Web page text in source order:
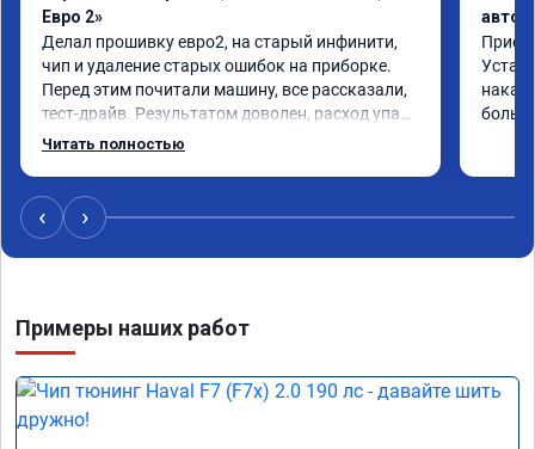
Евро 2»
Делал прошивку евро2, на старый инфинити,
чип и удаление старых ошибок на приборке.
Перед этим почитали машину, все рассказали,
тест-драйв. Результатом доволен, расход упал,
машина стала еще чуть бодрее)
Читать полностью
накат
‹ ›
Примеры наших работ